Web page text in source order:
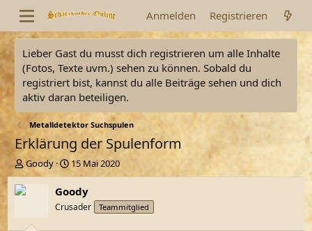
Anmelden Registrieren
Lieber Gast du musst dich registrieren um alle Inhalte
(Fotos, Texte uvm.) sehen zu können. Sobald du
registriert bist, kannst du alle Beiträge sehen und dich
aktiv daran beteiligen.
Metalldetektor Suchspulen
Erklärung der Spulenform
E
r
s
Goody
E
r
s
e
15 Mai 2020
Goody
Crusader Teammitglied